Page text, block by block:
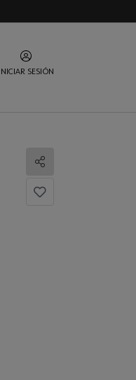
INICIAR SESIÓN
Compartir